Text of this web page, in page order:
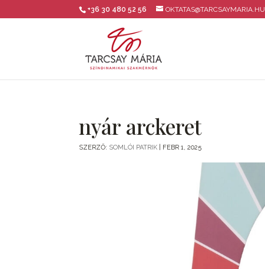
+36 30 480 52 56 OKTATAS@TARCSAYMARIA.HU
nyár arckeret
SZERZŐ: SOMLÓI PATRIK FEBR 1, 2025